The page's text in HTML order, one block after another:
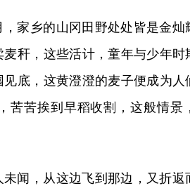
家乡的山冈田野处处皆是金灿
秆，这些活计，童年与少年时
底，这黄澄澄的麦子便成为人
苦苦挨到早稻收割，这般情景
闻，从这边飞到那边，又折返